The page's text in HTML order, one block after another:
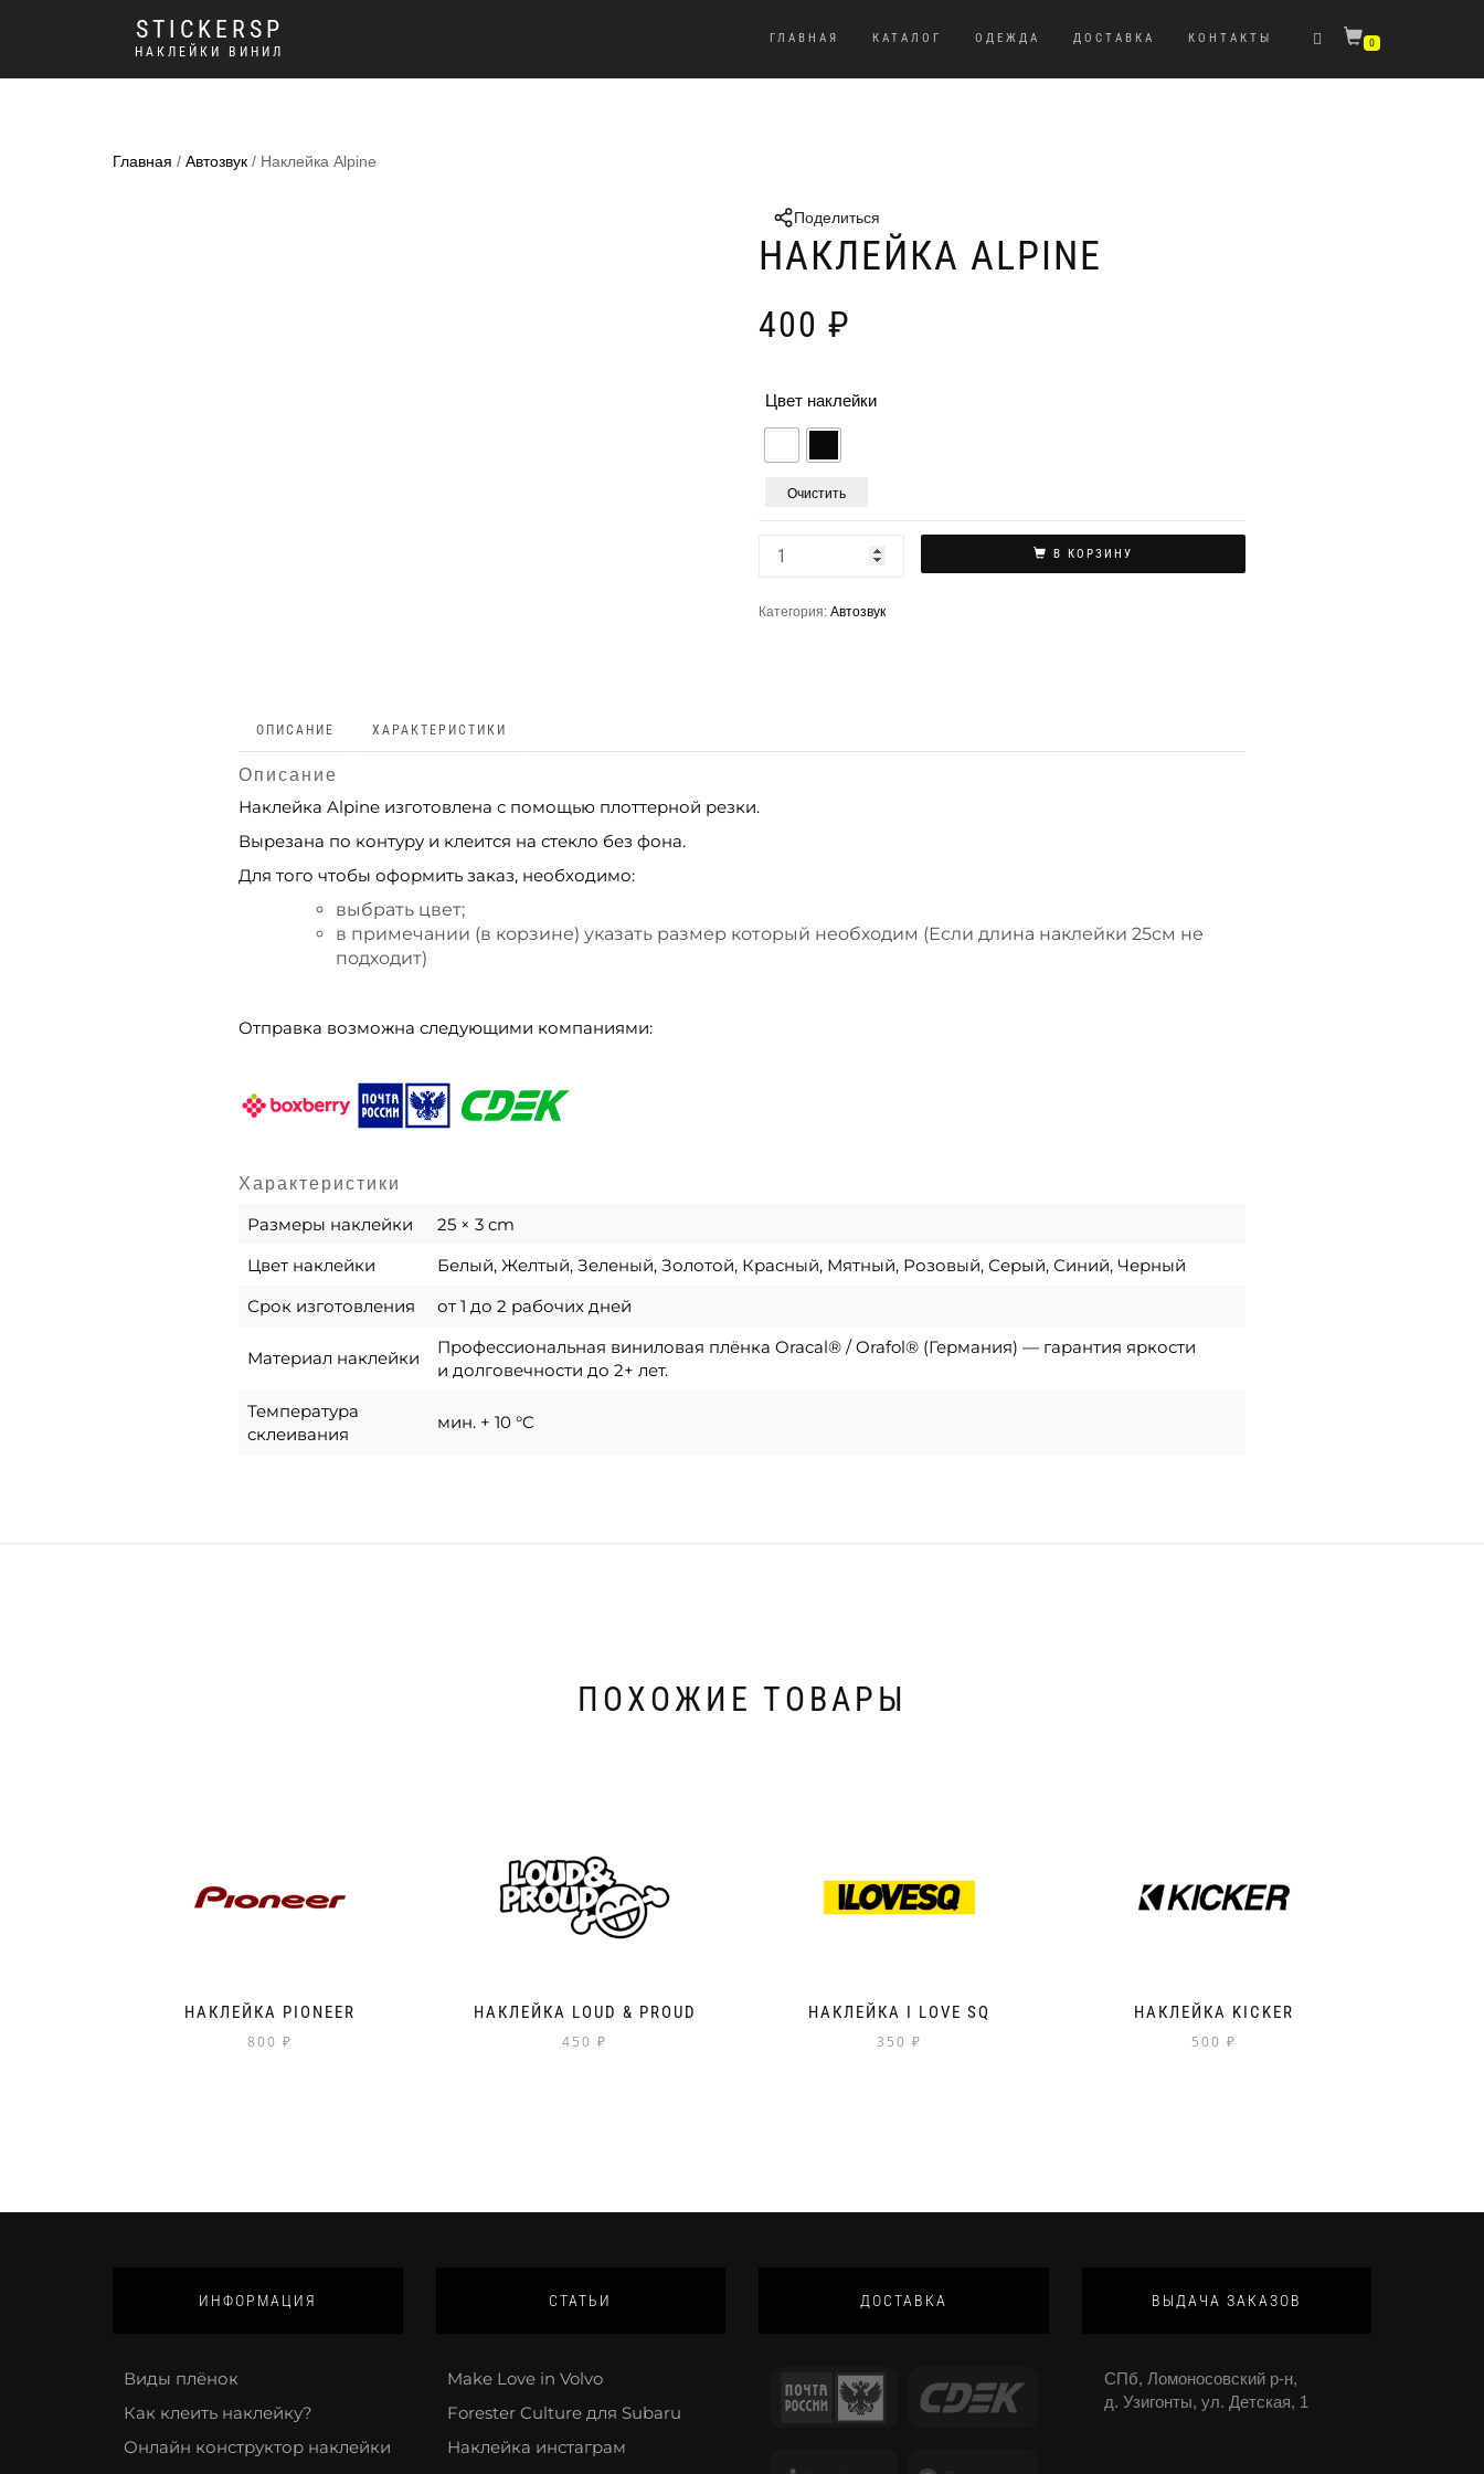
STICKERSP
НАКЛЕЙКИ ВИНИЛ
ГЛАВНАЯ КАТАЛОГ ОДЕЖДА ДОСТАВКА КОНТАКТЫ 0
Главная / Автозвук / Наклейка Alpine
Поделиться
НАКЛЕЙКА ALPINE
400 ₽
Цвет наклейки
Очистить
В КОРЗИНУ
Категория: Автозвук
ОПИСАНИЕ ХАРАКТЕРИСТИКИ
Описание
Наклейка Alpine изготовлена с помощью плоттерной резки.
Вырезана по контуру и клеится на стекло без фона.
Для того чтобы оформить заказ, необходимо:
выбрать цвет;
в примечании (в корзине) указать размер который необходим (Если длина наклейки 25см не
подходит)
Отправка возможна следующими компаниями:
Характеристики
Размеры наклейки
25 × 3 cm
Цвет наклейки
Белый, Желтый, Зеленый, Золотой, Красный, Мятный, Розовый, Серый, Синий, Черный
Срок изготовления
от 1 до 2 рабочих дней
Материал наклейки
Профессиональная виниловая плёнка Oracal® / Orafol® (Германия) — гарантия яркости
и долговечности до 2+ лет.
Температура
склеивания
мин. + 10 °C
ПОХОЖИЕ ТОВАРЫ
НАКЛЕЙКА PIONEER
800 ₽
НАКЛЕЙКА LOUD & PROUD
450 ₽
НАКЛЕЙКА I LOVE SQ
350 ₽
НАКЛЕЙКА KICKER
500 ₽
ИНФОРМАЦИЯ
Виды плёнок
Как клеить наклейку?
Онлайн конструктор наклейки
СТАТЬИ
Make Love in Volvo
Forester Culture для Subaru
Наклейка инстаграм
ДОСТАВКА ВЫДАЧА ЗАКАЗОВ
СПб, Ломоносовский р-н,
д. Узигонты, ул. Детская, 1